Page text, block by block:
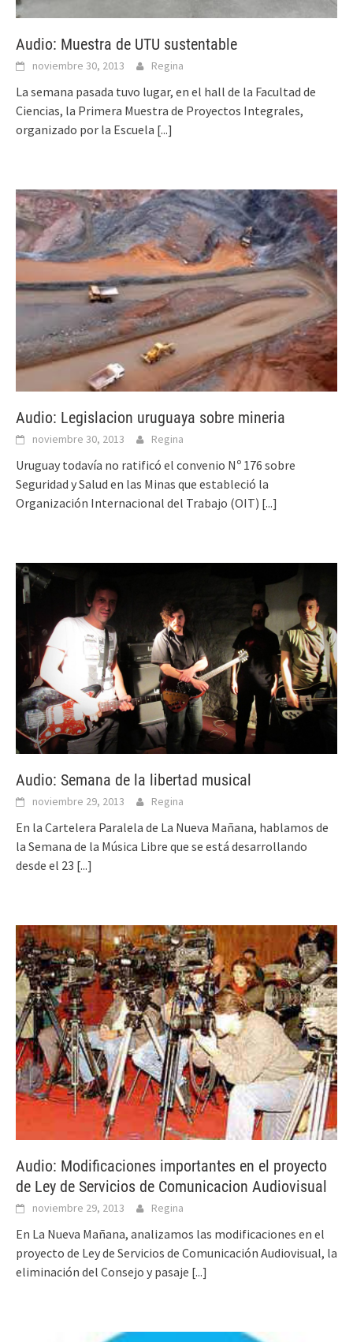
Audio: Muestra de UTU sustentable
noviembre 30, 2013 Regina
La semana pasada tuvo lugar, en el hall de la Facultad de
Ciencias, la Primera Muestra de Proyectos Integrales,
organizado por la Escuela [...]
Audio: Legislacion uruguaya sobre mineria
noviembre 30, 2013 Regina
Uruguay todavía no ratificó el convenio Nº 176 sobre
Seguridad y Salud en las Minas que estableció la
Organización Internacional del Trabajo (OIT) [...]
Audio: Semana de la libertad musical
noviembre 29, 2013 Regina
En la Cartelera Paralela de La Nueva Mañana, hablamos de
la Semana de la Música Libre que se está desarrollando
desde el 23 [...]
Audio: Modificaciones importantes en el proyecto
de Ley de Servicios de Comunicacion Audiovisual
noviembre 29, 2013 Regina
En La Nueva Mañana, analizamos las modificaciones en el
proyecto de Ley de Servicios de Comunicación Audiovisual, la
eliminación del Consejo y pasaje [...]